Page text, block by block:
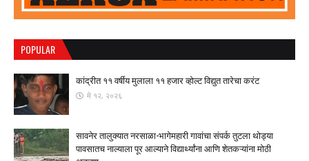
POPULAR
कांद्रीत ११ वर्षीय मुलाला ११ हजार व्होल्ट विद्युत तारेचा करंट
मे १२, २०२६
सावनेर तालुक्यात नरसाळा-भागेमहारी गावांचा संपर्क तुटला ​थोड्या
पावसातच नाल्याला पूर आल्याने विद्यार्थ्यांना आणि शेतकऱ्यांना मोठी